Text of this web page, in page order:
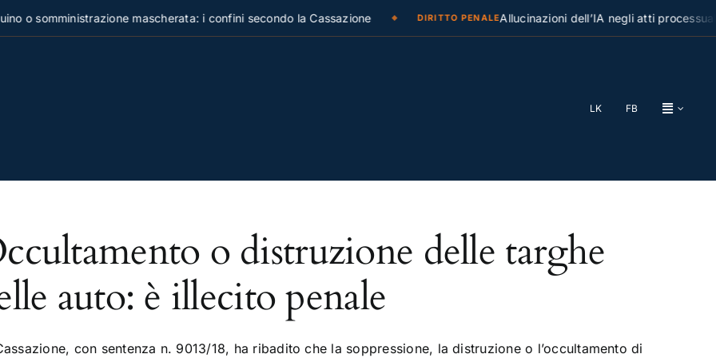
o somministrazione mascherata: i confini secondo la Cassazione DIRITTO PENALEAllucinazioni dell’IA negli atti
LK FB
o distruzione delle targhe
auto: è illecito penale
con sentenza n. 9013/18, ha ribadito che la soppressione, la distruzione o l’occultamento di